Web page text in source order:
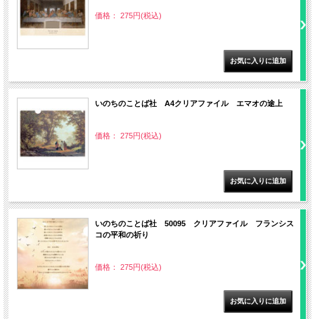
価格： 275円(税込)
いのちのことば社 A4クリアファイル エマオの途上
価格： 275円(税込)
いのちのことば社 50095 クリアファイル フランシス
コの平和の祈り
価格： 275円(税込)